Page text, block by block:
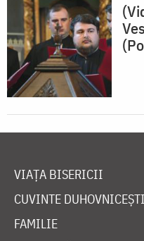
VIAȚA BISERICII
CUVINTE DUHOVNICEȘTI
FAMILIE